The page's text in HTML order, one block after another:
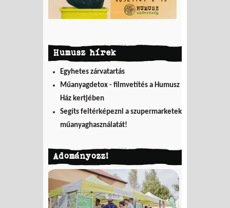
Humusz hírek
Egyhetes zárvatartás
Műanyagdetox - filmvetítés a Humusz
Ház kertjében
Segíts feltérképezni a szupermarketek
műanyaghasználatát!
Adományozz!